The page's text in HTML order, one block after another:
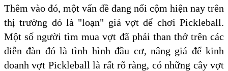
Thêm vào đó, một vấn đề đang nổi cộm hiện nay trên
thị trường đó là "loạn" giá vợt để chơi Pickleball.
Một số người tìm mua vợt đã phải than thở trên các
diễn đàn đó là tình hình đầu cơ, nâng giá để kinh
doanh vợt Pickleball là rất rõ ràng, có những cây vợt